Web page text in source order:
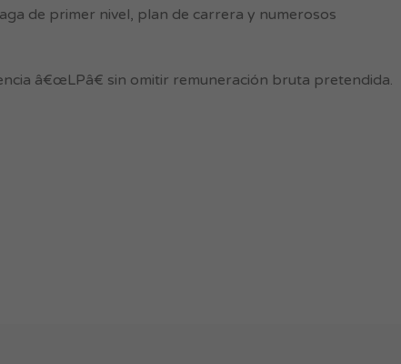
de primer nivel, plan de carrera y numerosos
â€œLPâ€ sin omitir remuneración bruta pretendida.